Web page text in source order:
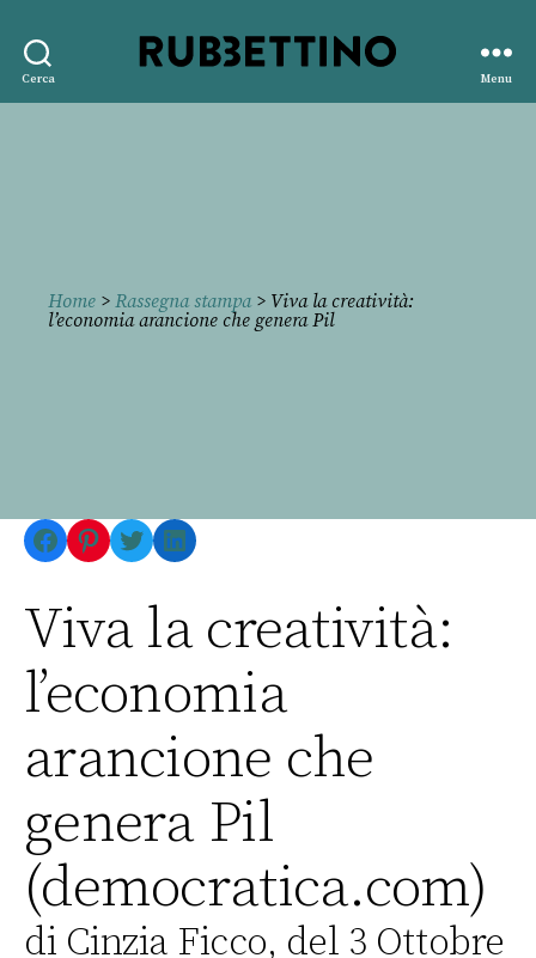
Cerca
editore
Menu
Home > Rassegna stampa> Viva la creatività:
l’economia arancione che genera Pil
Facebook
Pinterest
TwitterLinkedIn
Viva la creatività:
l’economia
arancione che
genera Pil
(democratica.com)
di Cinzia Ficco, del 3 Ottobre